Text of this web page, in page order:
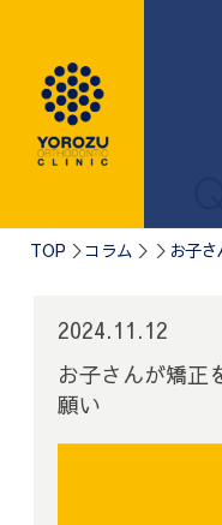
TOP コラム お子
2024.11.12
お子さんが矯正
願い